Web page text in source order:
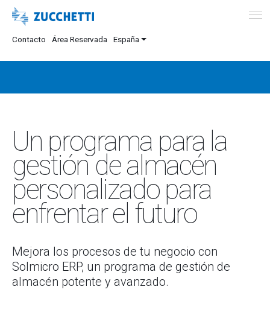
Contacto Área Reservada España
Un programa para la
gestión de almacén
personalizado para
enfrentar el futuro
Mejora los procesos de tu negocio con
Solmicro ERP, un programa de gestión de
almacén potente y avanzado.